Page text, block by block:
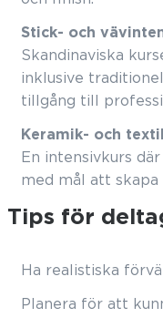
Stick- och
Skandinaviska
inklusive
tillgång till
Keramik- och
En intensivkurs
med mål att
Tips för
Ha realistiska
Planera för att